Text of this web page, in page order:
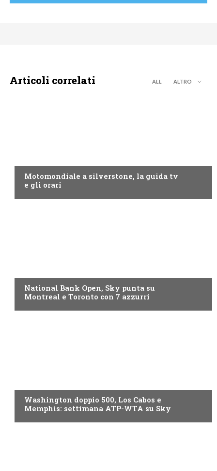
Articoli correlati ALL ALTRO
Motomondiale a silverstone, la guida tv
e gli orari
National Bank Open, Sky punta su
Montreal e Toronto con 7 azzurri
Washington doppio 500, Los Cabos e
Memphis: settimana ATP-WTA su Sky